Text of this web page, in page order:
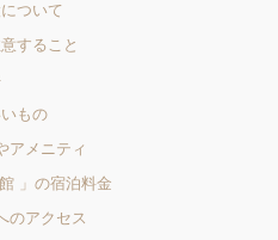
ついて
すること
もの
アメニティ
」の宿泊料金
のアクセス